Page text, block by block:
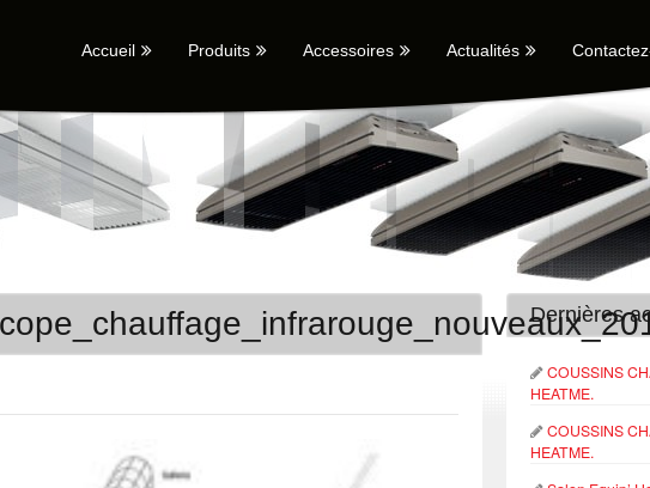
Accueil Produits Accessoires Actualités
Dernières
COUSSINS
HEATME.
COUSSINS
HEATME.